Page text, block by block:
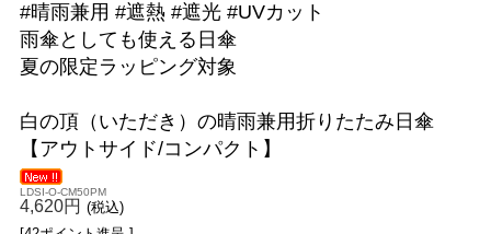
#晴雨兼用 #遮熱 #遮光 #UVカット
雨傘としても使える日傘
夏の限定ラッピング対象
白の頂（いただき）の晴雨兼用折りたたみ日傘
【アウトサイド/コンパクト】
LDSI-O-CM50PM
4,620円 (税込)